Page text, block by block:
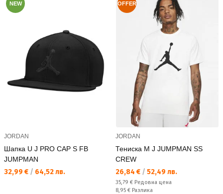
NEW
JORDAN
Шапка U J PRO CAP S FB
JUMPMAN
Текуща цена:
32,99 € / 64,52 лв.
OFFER
JORDAN
Тениска M J JUMPMAN SS
CREW
Текуща цена:
26,84 € / 52,49 лв.
Редовна цена:
35,79 € Редовна цена
Спестявате:
8,95 € Разлика